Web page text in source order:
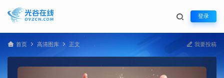
登录
首页 高清图库 正文 我要投稿